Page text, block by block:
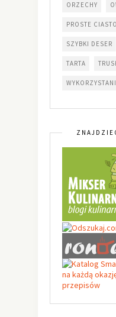
ORZECHY
PROSTE CIASTO
SZYBKI DESER
TARTA